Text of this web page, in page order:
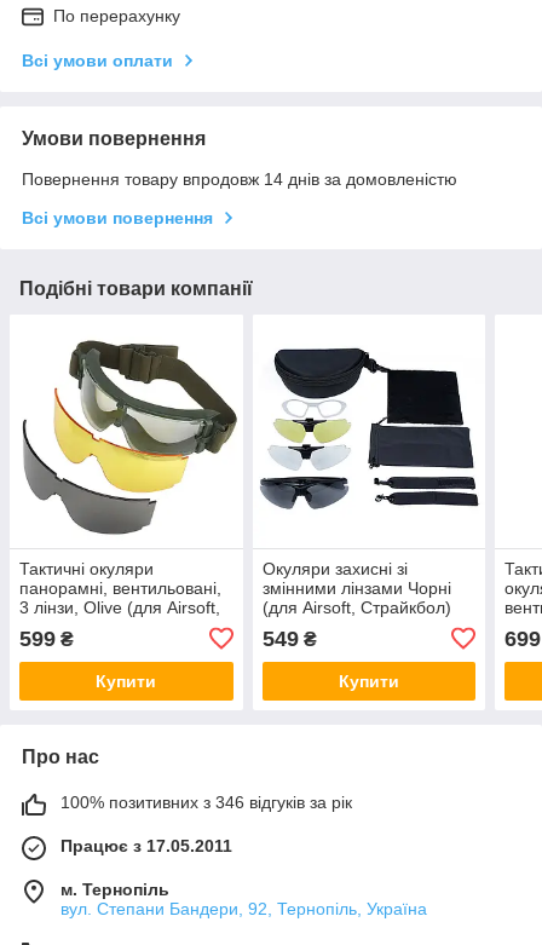
По перерахунку
Всі умови оплати
Умови повернення
Повернення товару впродовж 14 днів за домовленістю
Всі умови повернення
Подібні товари компанії
Тактичні окуляри
панорамні, вентильовані,
3 лінзи, Olive (для Airsoft,
599 ₴
Купити
Окуляри захисні зі
змінними лінзами Чорні
(для Airsoft, Страйкбол)
549₴
Купити
699
Про нас
100% позитивних з 346 відгуків за рік
Працює з 17.05.2011
м. Тернопіль
вул. Степани Бандери, 92, Тернопіль, Україна